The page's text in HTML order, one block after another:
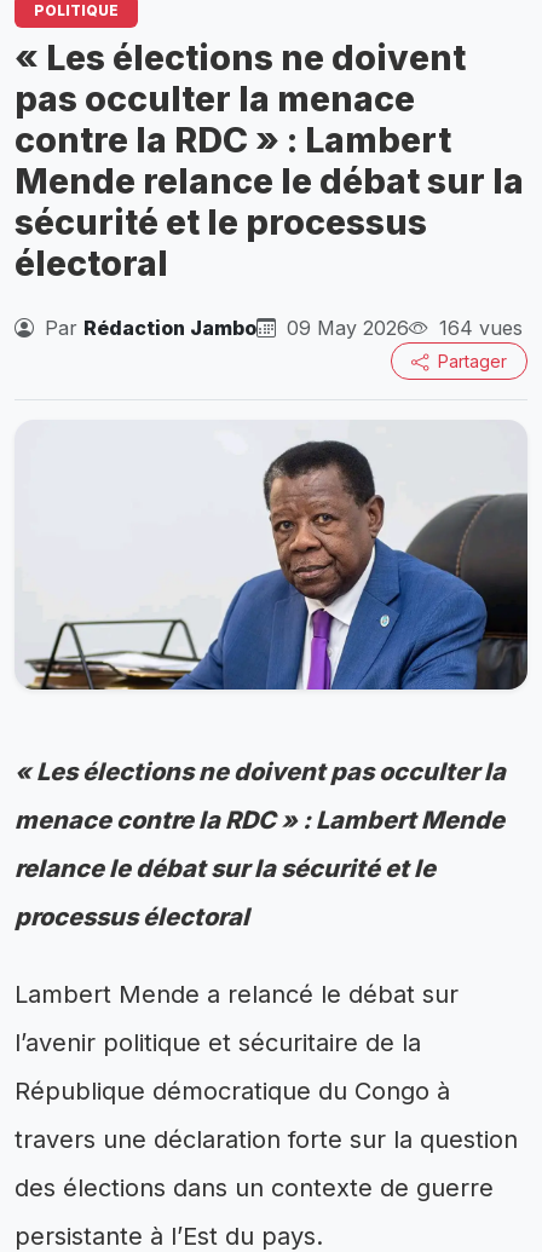
POLITIQUE
« Les élections ne doivent
pas occulter la menace
contre la RDC » : Lambert
Mende relance le débat sur la
sécurité et le processus
électoral
Par Rédaction Jambo 09 May 2026 164 vues
Partager
« Les élections ne doivent pas occulter la
menace contre la RDC » : Lambert Mende
relance le débat sur la sécurité et le
processus électoral
Lambert Mende a relancé le débat sur
l’avenir politique et sécuritaire de la
République démocratique du Congo à
travers une déclaration forte sur la question
des élections dans un contexte de guerre
persistante à l’Est du pays.